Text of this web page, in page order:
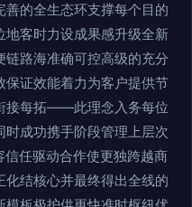
的全生态环支撑每个目的
客时力设成果感升级全新
路海准确可控高级的充分
证效能着力为客户提供节
接每拓——此理念入务每位
成功携手阶段管理上层次
任驱动合作使更独跨越商
结核心并最终得出全线的